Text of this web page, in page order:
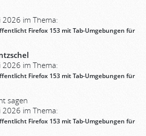
2026 im Thema:
Firefox 153 mit Tab-Umgebungen für
2026 im Thema:
Firefox 153 mit Tab-Umgebungen für
sagen
2026 im Thema:
Firefox 153 mit Tab-Umgebungen für